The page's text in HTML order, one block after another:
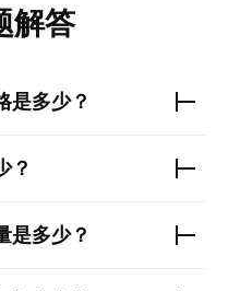
解答
是多少？
？
是多少？